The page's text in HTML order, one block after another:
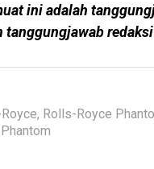
ini adalah
tanggungjawab redaksi
, Rolls-Royce